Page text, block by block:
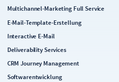
Multichannel-Marketing Full Service
E-Mail-Template-Erstellung
Interactive E-Mail
Deliverability Services
CRM Journey Management
Softwarentwicklung